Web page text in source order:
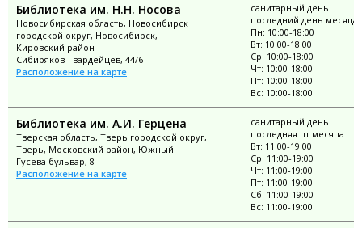
Библиотека им. Н.Н. Носова
Новосибирская область, Новосибирск
городской округ, Новосибирск,
Кировский район
Сибиряков-Гвардейцев, 44/6
Расположение на карте
санитарный день:
последний день месяца
Пн: 10:00-18:00
Вт: 10:00-18:00
Ср: 10:00-18:00
Чт: 10:00-18:00
Пт: 10:00-18:00
Вс: 10:00-18:00
Библиотека им. А.И. Герцена
Тверская область, Тверь городской округ,
Тверь, Московский район, Южный
Гусева бульвар, 8
Расположение на карте
санитарный день:
последняя пт месяца
Вт: 11:00-19:00
Ср: 11:00-19:00
Чт: 11:00-19:00
Пт: 11:00-19:00
Сб: 11:00-19:00
Вс: 11:00-19:00